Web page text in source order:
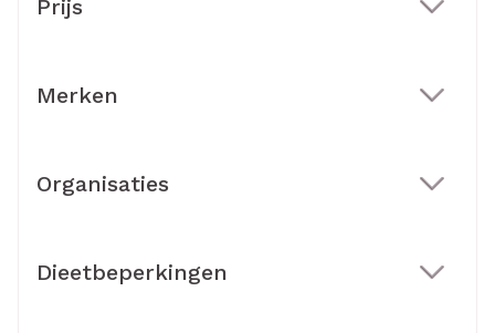
Prijs
Merken
Organisaties
Dieetbeperkingen